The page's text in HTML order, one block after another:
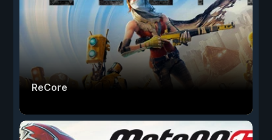
ReCore